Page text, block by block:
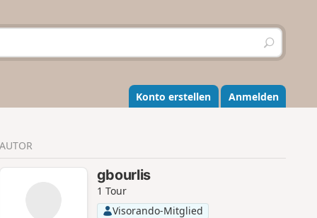
S
u
h
e
n
Konto erstellen Anmelden
AUTOR
gbourlis
1 Tour
Visorando-Mitglied